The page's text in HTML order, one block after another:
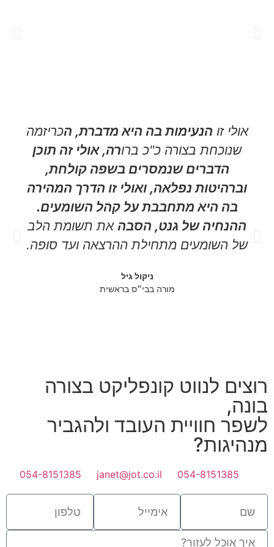
אולי זו הנעימות בה היא מדברת, הכריזמה
שנוכחת בצורה כ"כ ברורה, אולי זה תוכן
הדברים שנמסרים בשפה קולחת,
וברהיטות נפלאה, ואולי זו הדרך המהירה
בה היא מתחבבת על קהל השומעים.
ההנחיה של גנט, הסבה את תשומת הלב
של השומעים מתחילת ההרצאה ועד סופה.
ניקול גיל
מורה בבי״ס בראשית
רוצים לנווט קונפליקט בצורה
בונה,
לשפר חוויית העובד ולהגביר
מנהיגות?
054-8151385
janet@jot.co.il
054-8151385